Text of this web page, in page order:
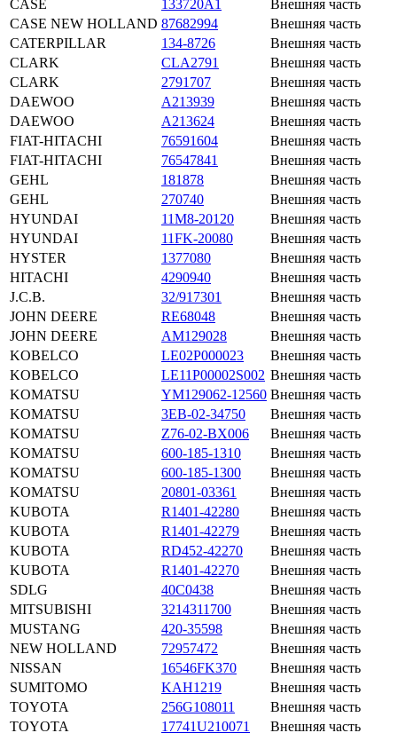
CASE 133720A1
Внешняя часть
CASE NEW HOLLAND 87682994
Внешняя часть
CATERPILLAR
134-8726
Внешняя часть
CLARK
CLA2791
Внешняя часть
CLARK
2791707
Внешняя часть
DAEWOO
A213939
Внешняя часть
DAEWOO
A213624
Внешняя часть
FIAT-HITACHI
76591604
Внешняя часть
FIAT-HITACHI
76547841
Внешняя часть
GEHL
181878
Внешняя часть
GEHL
270740
Внешняя часть
HYUNDAI
11M8-20120
Внешняя часть
HYUNDAI
11FK-20080
Внешняя часть
HYSTER
1377080
Внешняя часть
HITACHI
4290940
Внешняя часть
J.C.B.
32/917301
Внешняя часть
JOHN DEERE
RE68048
Внешняя часть
JOHN DEERE
AM129028
Внешняя часть
KOBELCO
LE02P000023
Внешняя часть
KOBELCO
LE11P00002S002 Внешняя часть
KOMATSU
YM129062-12560 Внешняя часть
KOMATSU
3EB-02-34750
Внешняя часть
KOMATSU
Z76-02-BX006
Внешняя часть
KOMATSU
600-185-1310
Внешняя часть
KOMATSU
600-185-1300
Внешняя часть
KOMATSU
20801-03361
Внешняя часть
KUBOTA
R1401-42280
Внешняя часть
KUBOTA
R1401-42279
Внешняя часть
KUBOTA
RD452-42270
Внешняя часть
KUBOTA
R1401-42270
Внешняя часть
SDLG
40C0438
Внешняя часть
MITSUBISHI
3214311700
Внешняя часть
MUSTANG
420-35598
Внешняя часть
NEW HOLLAND
72957472
Внешняя часть
NISSAN
16546FK370
Внешняя часть
SUMITOMO
KAH1219
Внешняя часть
TOYOTA
256G108011
Внешняя часть
TOYOTA
17741U210071
Внешняя часть